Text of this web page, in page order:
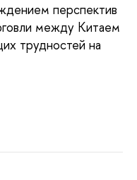
перспектив
между Китаем
трудностей на